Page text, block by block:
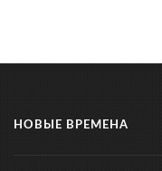
НОВЫЕ ВРЕМЕНА